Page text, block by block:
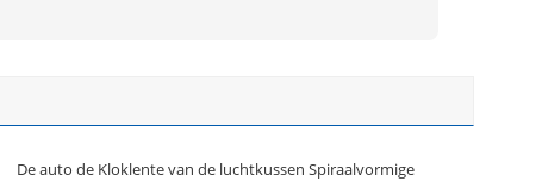
De auto de Kloklente van de luchtkussen Spiraalvormige